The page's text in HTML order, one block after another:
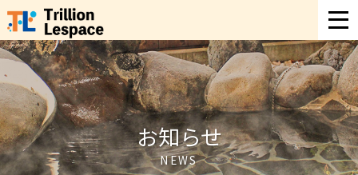
お知らせ
NEWS